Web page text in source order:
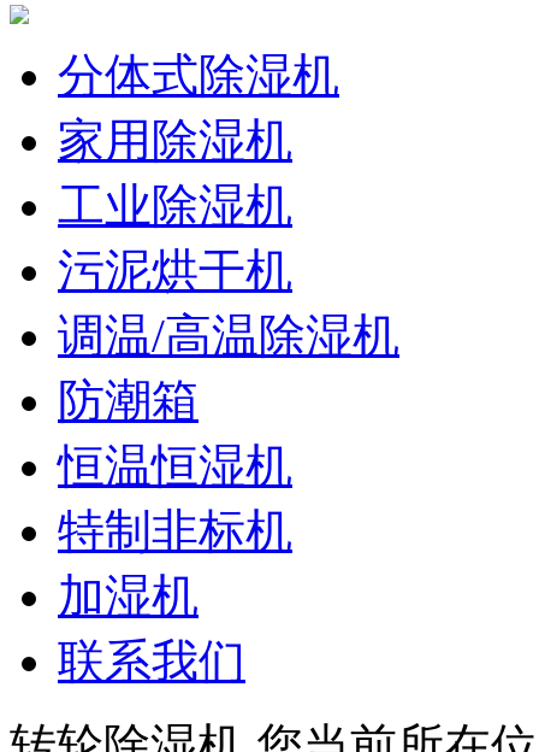
分体式除湿机
家用除湿机
工业除湿机
污泥烘干机
调温/高温除湿机
防潮箱
恒温恒湿机
特制非标机
加湿机
联系我们